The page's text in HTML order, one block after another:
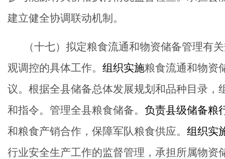
建立健全协调联动机制。
（十七）拟定粮食流通和物资储备管理有
观调控的具体工作。 组织实施粮食流通和物资
议。根据全县储备总体发展规划和品种目录
和指令。管理全县粮食储备。 负责县级储备粮
和粮食产销合作，保障军队粮食供应。 组织实
行业安全生产工作的监督管理，承担所属物